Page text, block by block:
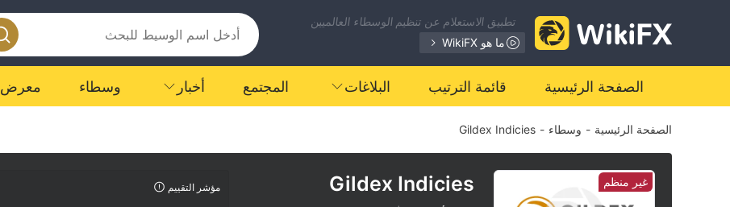
تطبيق الاستعلام عن تنظيم الوسطاء العالميين
ما هو WikiFX
الصفحة الرئيسية قائمة الترتيب البلاغات المجتمع أخبار وسطاء معرض
الصفحة الرئيسية - وسطاء -
Gildex Indicies
غير منظم
3
4
5
6
0
1
2
Gildex Indicies مؤشر التقييم